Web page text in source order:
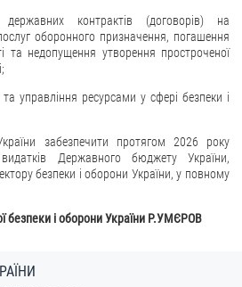
державних контрактів (договорів) на
оборонного призначення, погашення
та недопущення утворення простроченої
управління ресурсами у сфері безпеки і
забезпечити протягом 2026 року
Державного бюджету України,
безпеки і оборони України, у повному
безпеки і оборони України Р.УМЄРОВ